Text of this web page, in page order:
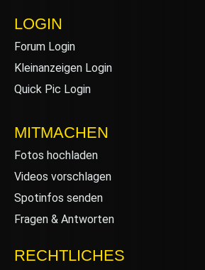
LOGIN
Forum Login
Kleinanzeigen Login
Quick Pic Login
MITMACHEN
Fotos hochladen
Videos vorschlagen
Spotinfos senden
Fragen & Antworten
RECHTLICHES